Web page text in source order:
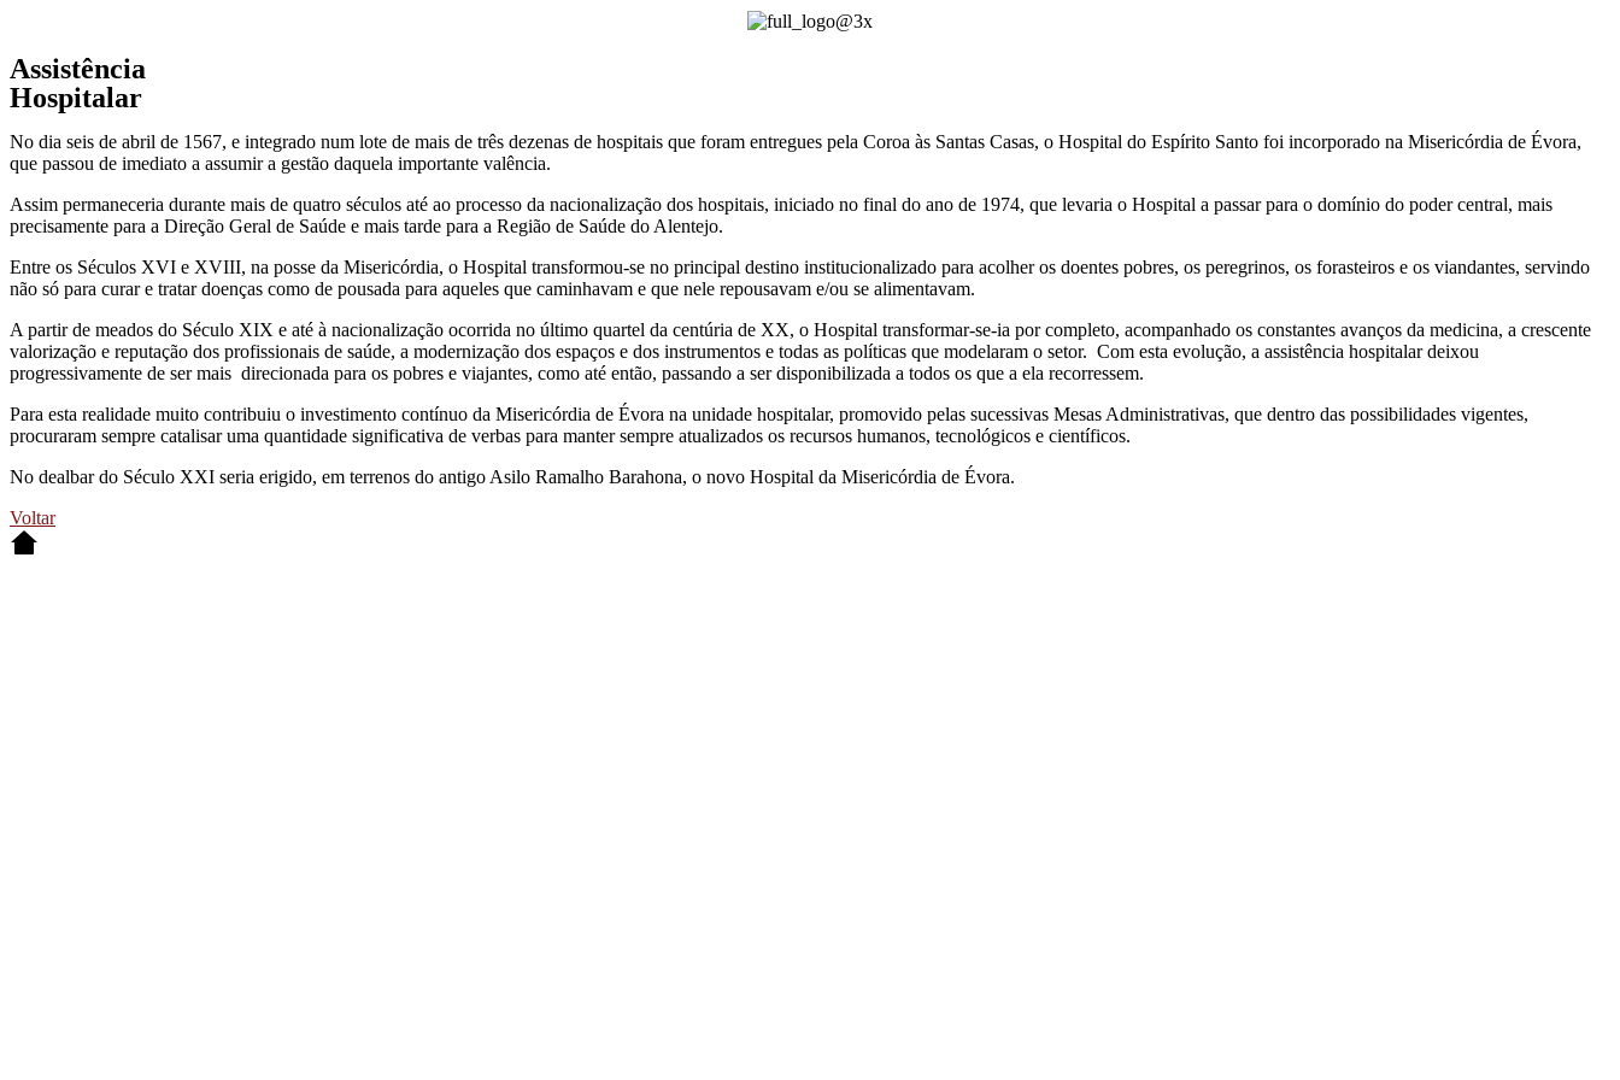
Assistência
Hospitalar
No dia seis de abril de 1567, e integrado num lote de mais de três dezenas de hospitais que foram entregues pela Coroa às Santas Casas, o Hospital do Espírito Santo foi incorporado na Misericórdia de Évora,
que passou de imediato a assumir a gestão daquela importante valência.
Assim permaneceria durante mais de quatro séculos até ao processo da nacionalização dos hospitais, iniciado no final do ano de 1974, que levaria o Hospital a passar para o domínio do poder central, mais
precisamente para a Direção Geral de Saúde e mais tarde para a Região de Saúde do Alentejo.
Entre os Séculos XVI e XVIII, na posse da Misericórdia, o Hospital transformou-se no principal destino institucionalizado para acolher os doentes pobres, os peregrinos, os forasteiros e os viandantes, servindo
não só para curar e tratar doenças como de pousada para aqueles que caminhavam e que nele repousavam e/ou se alimentavam.
A partir de meados do Século XIX e até à nacionalização ocorrida no último quartel da centúria de XX, o Hospital transformar-se-ia por completo, acompanhado os constantes avanços da medicina, a crescente
valorização e reputação dos profissionais de saúde, a modernização dos espaços e dos instrumentos e todas as políticas que modelaram o setor. Com esta evolução, a assistência hospitalar deixou
progressivamente de ser mais direcionada para os pobres e viajantes, como até então, passando a ser disponibilizada a todos os que a ela recorressem.
Para esta realidade muito contribuiu o investimento contínuo da Misericórdia de Évora na unidade hospitalar, promovido pelas sucessivas Mesas Administrativas, que dentro das possibilidades vigentes,
procuraram sempre catalisar uma quantidade significativa de verbas para manter sempre atualizados os recursos humanos, tecnológicos e científicos.
No dealbar do Século XXI seria erigido, em terrenos do antigo Asilo Ramalho Barahona, o novo Hospital da Misericórdia de Évora.
Voltar